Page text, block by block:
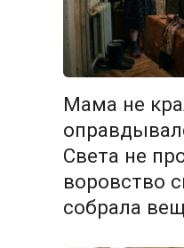
Мама не
Света не
воровство
собрала